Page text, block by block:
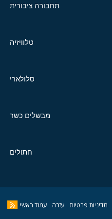
תחבורה ציבורית
טלוויזיה
סלולארי
מבשלים כשר
חתולים
מדיניות פרטיות עזרה עמוד ראשי